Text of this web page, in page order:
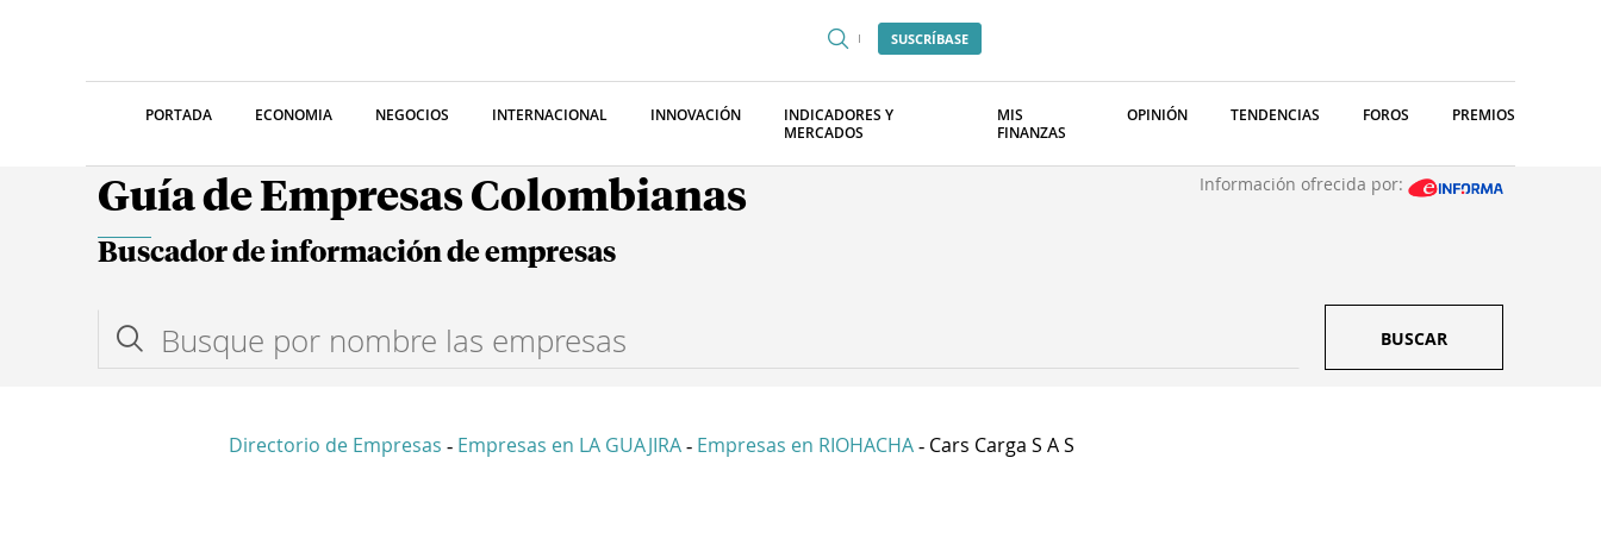
SUSCRÍBASE
PORTADA ECONOMIA NEGOCIOS INTERNACIONAL INNOVACIÓN
INDICADORES Y
MERCADOS
MIS
FINANZAS
OPINIÓN TENDENCIAS FOROS PREMIOS
Guía de Empresas Colombianas Información ofrecida por:
Buscador de información de empresas
BUSCAR
Directorio de Empresas - Empresas en LA GUAJIRA - Empresas en RIOHACHA - Cars Carga S A S